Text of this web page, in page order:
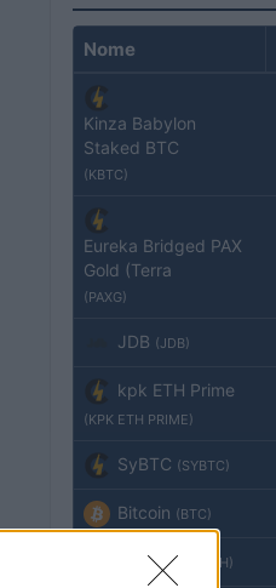
Nome
Kinza Babylon
Staked BTC
(KBTC)
Eureka Bridged PAX
Gold (Terra
(PAXG)
JDB (JDB)
kpk ETH Prime
(KPK ETH PRIME)
SyBTC (SYBTC)
Bitcoin (BTC)
Ethereum (ETH)